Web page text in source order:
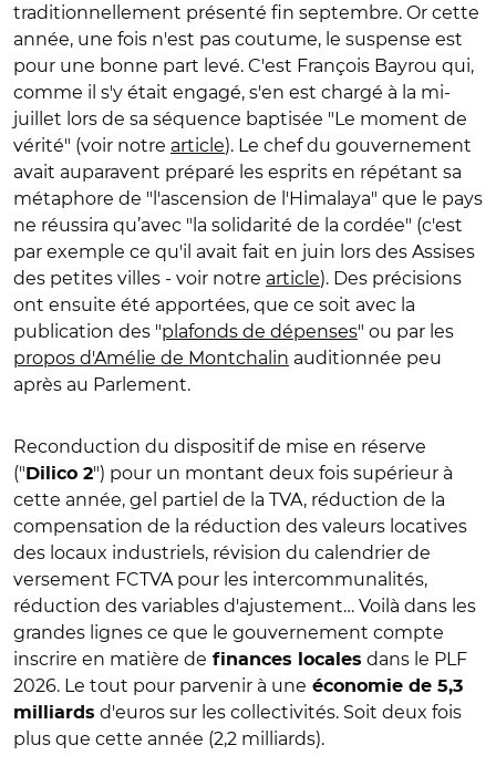
traditionnellement présenté fin septembre. Or cette
année, une fois n'est pas coutume, le suspense est
pour une bonne part levé. C'est François Bayrou qui,
comme il s'y était engagé, s'en est chargé à la mi-
juillet lors de sa séquence baptisée "Le moment de
vérité" (voir notre article). Le chef du gouvernement
avait auparavent préparé les esprits en répétant sa
métaphore de "l'ascension de l'Himalaya" que le pays
ne réussira qu’avec "la solidarité de la cordée" (c'est
par exemple ce qu'il avait fait en juin lors des Assises
des petites villes - voir notre article). Des précisions
ont ensuite été apportées, que ce soit avec la
publication des "plafonds de dépenses" ou par les
propos d'Amélie de Montchalin auditionnée peu
après au Parlement.
Reconduction du dispositif de mise en réserve
(" Dilico 2") pour un montant deux fois supérieur à
cette année, gel partiel de la TVA, réduction de la
compensation de la réduction des valeurs locatives
des locaux industriels, révision du calendrier de
versement FCTVA pour les intercommunalités,
réduction des variables d'ajustement… Voilà dans les
grandes lignes ce que le gouvernement compte
inscrire en matière de finances locales dans le PLF
2026. Le tout pour parvenir à une économie de 5,3
milliards d'euros sur les collectivités. Soit deux fois
plus que cette année (2,2 milliards).